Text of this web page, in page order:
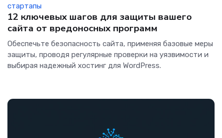
стартапы
12 ключевых шагов для защиты вашего
сайта от вредоносных программ
Обеспечьте безопасность сайта, применяя базовые меры
защиты, проводя регулярные проверки на уязвимости и
выбирая надежный хостинг для WordPress.